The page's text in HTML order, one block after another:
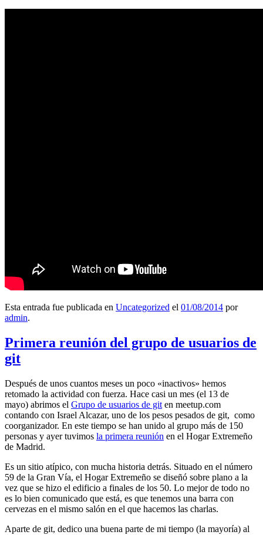
Esta entrada fue publicada en Uncategorized el 01/08/2014 por
admin.
Primera reunión del grupo de usuarios de
git
Después de unos cuantos meses un poco «inactivos» hemos
retomado la actividad con fuerza. Hace casi un mes (el 13 de
mayo) abrimos el Grupo de usuarios de git en meetup.com
contando con Israel Alcazar, uno de los pesos pesados de git, como
coorganizador. En este tiempo se han unido al grupo más de 150
personas y ayer tuvimos la primera reunión en el Hogar Extremeño
de Madrid.
Es un sitio atípico, con mucha historia detrás. Situado en el número
59 de la Gran Vía, el Hogar Extremeño se diseñó sobre plano a la
vez que se hizo el edificio a finales de los 50. Lo mejor de todo no
es lo bien comunicado que está, es que tenemos una barra con
cervezas en el mismo salón en el que hacemos las charlas.
Aparte de git, dedico una buena parte de mi tiempo (la mayoría) al